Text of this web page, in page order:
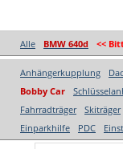
Alle BMW 640d <<
Anhängerkupplung
Bobby Car
Fahrradträger
Skiträger
Einparkhilfe
PDC